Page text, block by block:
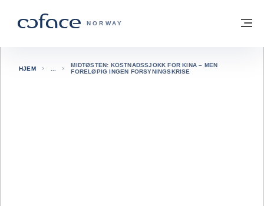
COFACE FOR TRADE - HJEMMESIDE
NORWAY
Tilbake til hjemmesiden
HJEM
MIDTØSTEN: KOSTNADSSJOKK FOR KINA – MEN
FORELØPIG INGEN FORSYNINGSKRISE